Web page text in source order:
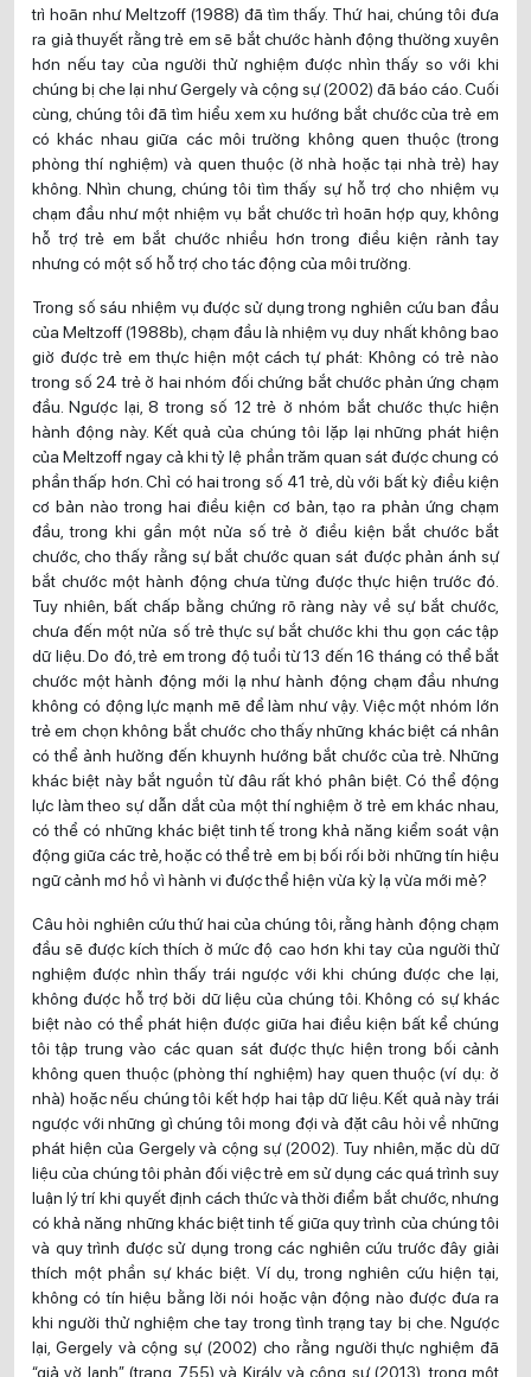
trì hoãn như Meltzoff (1988) đã tìm thấy. Thứ hai, chúng tôi đưa
ra giả thuyết rằng trẻ em sẽ bắt chước hành động thường xuyên
hơn nếu tay của người thử nghiệm được nhìn thấy so với khi
chúng bị che lại như Gergely và cộng sự (2002) đã báo cáo. Cuối
cùng, chúng tôi đã tìm hiểu xem xu hướng bắt chước của trẻ em
có khác nhau giữa các môi trường không quen thuộc (trong
phòng thí nghiệm) và quen thuộc (ở nhà hoặc tại nhà trẻ) hay
không. Nhìn chung, chúng tôi tìm thấy sự hỗ trợ cho nhiệm vụ
chạm đầu như một nhiệm vụ bắt chước trì hoãn hợp quy, không
hỗ trợ trẻ em bắt chước nhiều hơn trong điều kiện rảnh tay
nhưng có một số hỗ trợ cho tác động của môi trường.
Trong số sáu nhiệm vụ được sử dụng trong nghiên cứu ban đầu
của Meltzoff (1988b), chạm đầu là nhiệm vụ duy nhất không bao
giờ được trẻ em thực hiện một cách tự phát: Không có trẻ nào
trong số 24 trẻ ở hai nhóm đối chứng bắt chước phản ứng chạm
đầu. Ngược lại, 8 trong số 12 trẻ ở nhóm bắt chước thực hiện
hành động này. Kết quả của chúng tôi lặp lại những phát hiện
của Meltzoff ngay cả khi tỷ lệ phần trăm quan sát được chung có
phần thấp hơn. Chỉ có hai trong số 41 trẻ, dù với bất kỳ điều kiện
cơ bản nào trong hai điều kiện cơ bản, tạo ra phản ứng chạm
đầu, trong khi gần một nửa số trẻ ở điều kiện bắt chước bắt
chước, cho thấy rằng sự bắt chước quan sát được phản ánh sự
bắt chước một hành động chưa từng được thực hiện trước đó.
Tuy nhiên, bất chấp bằng chứng rõ ràng này về sự bắt chước,
chưa đến một nửa số trẻ thực sự bắt chước khi thu gọn các tập
dữ liệu. Do đó, trẻ em trong độ tuổi từ 13 đến 16 tháng có thể bắt
chước một hành động mới lạ như hành động chạm đầu nhưng
không có động lực mạnh mẽ để làm như vậy. Việc một nhóm lớn
trẻ em chọn không bắt chước cho thấy những khác biệt cá nhân
có thể ảnh hưởng đến khuynh hướng bắt chước của trẻ. Những
khác biệt này bắt nguồn từ đâu rất khó phân biệt. Có thể động
lực làm theo sự dẫn dắt của một thí nghiệm ở trẻ em khác nhau,
có thể có những khác biệt tinh tế trong khả năng kiểm soát vận
động giữa các trẻ, hoặc có thể trẻ em bị bối rối bởi những tín hiệu
ngữ cảnh mơ hồ vì hành vi được thể hiện vừa kỳ lạ vừa mới mẻ?
Câu hỏi nghiên cứu thứ hai của chúng tôi, rằng hành động chạm
đầu sẽ được kích thích ở mức độ cao hơn khi tay của người thử
nghiệm được nhìn thấy trái ngược với khi chúng được che lại,
không được hỗ trợ bởi dữ liệu của chúng tôi. Không có sự khác
biệt nào có thể phát hiện được giữa hai điều kiện bất kể chúng
tôi tập trung vào các quan sát được thực hiện trong bối cảnh
không quen thuộc (phòng thí nghiệm) hay quen thuộc (ví dụ: ở
nhà) hoặc nếu chúng tôi kết hợp hai tập dữ liệu. Kết quả này trái
ngược với những gì chúng tôi mong đợi và đặt câu hỏi về những
phát hiện của Gergely và cộng sự (2002). Tuy nhiên, mặc dù dữ
liệu của chúng tôi phản đối việc trẻ em sử dụng các quá trình suy
luận lý trí khi quyết định cách thức và thời điểm bắt chước, nhưng
có khả năng những khác biệt tinh tế giữa quy trình của chúng tôi
và quy trình được sử dụng trong các nghiên cứu trước đây giải
thích một phần sự khác biệt. Ví dụ, trong nghiên cứu hiện tại,
không có tín hiệu bằng lời nói hoặc vận động nào được đưa ra
khi người thử nghiệm che tay trong tình trạng tay bị che. Ngược
lại, Gergely và cộng sự (2002) cho rằng người thực nghiệm đã
“giả vờ lạnh” (trang 755) và Király và cộng sự (2013), trong một